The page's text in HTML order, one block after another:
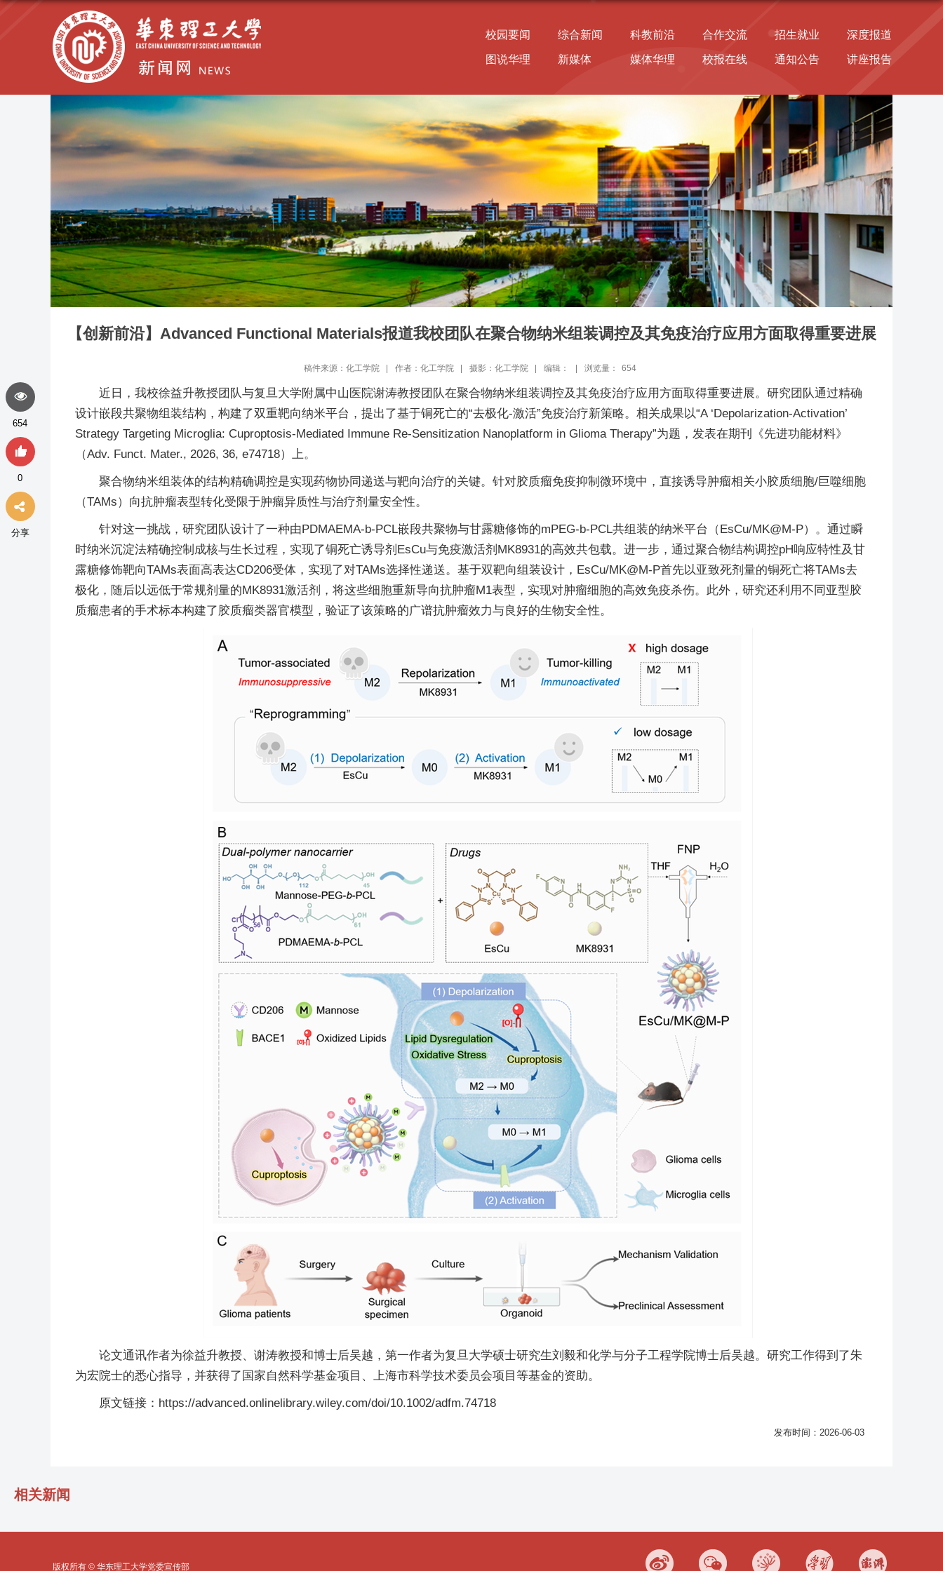
校园要闻 综合新闻 科教前沿 合作交流 招生就业 深度报道
图说华理 新媒体 媒体华理 校报在线 通知公告 讲座报告
【创新前沿】Advanced Functional Materials报道我校团队在聚合物纳米组装调控及其免疫治疗应用方面取得重要进展
稿件来源：化工学院 | 作者：化工学院 | 摄影：化工学院 | 编辑： | 浏览量： 654
近日，我校徐益升教授团队与复旦大学附属中山医院谢涛教授团队在聚合物纳米组装调控及其免疫治疗应用方面取得重要进展。研究团队通过精确
设计嵌段共聚物组装结构，构建了双重靶向纳米平台，提出了基于铜死亡的“去极化-激活”免疫治疗新策略。相关成果以“A ‘Depolarization-Activation’
Strategy Targeting Microglia: Cuproptosis-Mediated Immune Re-Sensitization Nanoplatform in Glioma Therapy”为题，发表在期刊《先进功能材料》
（Adv. Funct. Mater., 2026, 36, e74718）上。
聚合物纳米组装体的结构精确调控是实现药物协同递送与靶向治疗的关键。针对胶质瘤免疫抑制微环境中，直接诱导肿瘤相关小胶质细胞/巨噬细胞
（TAMs）向抗肿瘤表型转化受限于肿瘤异质性与治疗剂量安全性。
针对这一挑战，研究团队设计了一种由PDMAEMA-b-PCL嵌段共聚物与甘露糖修饰的mPEG-b-PCL共组装的纳米平台（EsCu/MK@M-P）。通过瞬
时纳米沉淀法精确控制成核与生长过程，实现了铜死亡诱导剂EsCu与免疫激活剂MK8931的高效共包载。进一步，通过聚合物结构调控pH响应特性及甘
露糖修饰靶向TAMs表面高表达CD206受体，实现了对TAMs选择性递送。基于双靶向组装设计，EsCu/MK@M-P首先以亚致死剂量的铜死亡将TAMs去
极化，随后以远低于常规剂量的MK8931激活剂，将这些细胞重新导向抗肿瘤M1表型，实现对肿瘤细胞的高效免疫杀伤。此外，研究还利用不同亚型胶
质瘤患者的手术标本构建了胶质瘤类器官模型，验证了该策略的广谱抗肿瘤效力与良好的生物安全性。
论文通讯作者为徐益升教授、谢涛教授和博士后吴越，第一作者为复旦大学硕士研究生刘毅和化学与分子工程学院博士后吴越。研究工作得到了朱
为宏院士的悉心指导，并获得了国家自然科学基金项目、上海市科学技术委员会项目等基金的资助。
原文链接：https://advanced.onlinelibrary.wiley.com/doi/10.1002/adfm.74718
发布时间：2026-06-03
654
0
分享
相关新闻
版权所有 © 华东理工大学党委宣传部